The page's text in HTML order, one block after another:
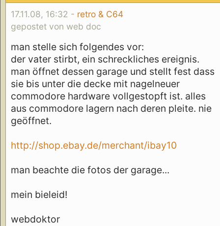
17.11.08, 16:32 - retro & C64
gepostet von web doc
man stelle sich folgendes vor:
der vater stirbt, ein schreckliches ereignis.
man öffnet dessen garage und stellt fest dass
sie bis unter die decke mit nagelneuer
commodore hardware vollgestopft ist. alles
aus commodore lagern nach deren pleite. nie
geöffnet.
http://shop.ebay.de/merchant/ibay10
man beachte die fotos der garage...
mein bieleid!
webdoktor